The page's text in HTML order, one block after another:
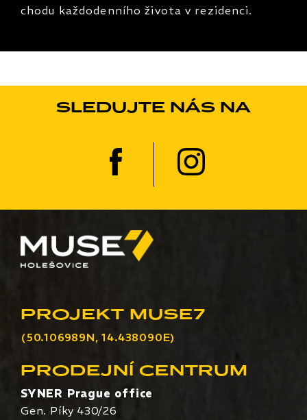
chodu každodenního života v rezidenci.
SLEDUJTE NÁS NA
PROJEKT MUSE7
(50.106989N, 14.438090E)
PRODEJNÍ CENTRUM
SYNER Prague office
Gen. Píky 430/26